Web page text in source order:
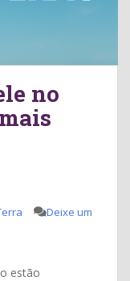
no
Deixe um
estão